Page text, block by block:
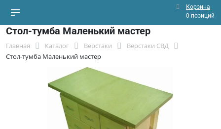
Корзина
0 позиций
Стол-тумба Маленький мастер
Главная Каталог Верстаки
Верстаки СВД
Стол-тумба Маленький мастер